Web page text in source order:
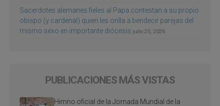
Sacerdotes alemanes fieles al Papa contestan a su propio
obispo (y cardenal) quien les orilla a bendecir parejas del
mismo sexo en importante diócesis julio 25, 2026
PUBLICACIONES MÁS VISTAS
Himno oficial de la Jornada Mundial de la